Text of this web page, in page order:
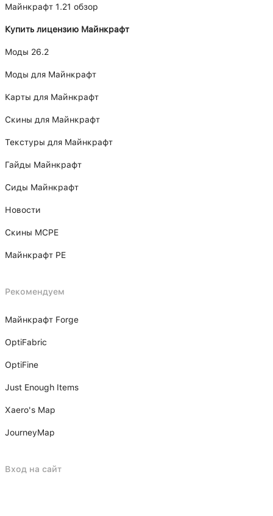
Майнкрафт 1.21 обзор
Купить лицензию Майнкрафт
Моды 26.2
Моды для Майнкрафт
Карты для Майнкрафт
Скины для Майнкрафт
Текстуры для Майнкрафт
Гайды Майнкрафт
Сиды Майнкрафт
Новости
Скины MCPE
Майнкрафт PE
Рекомендуем
Майнкрафт Forge
OptiFabric
OptiFine
Just Enough Items
Xаero's Mаp
JourneyMap
Вход на сайт